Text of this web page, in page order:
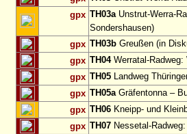
gpx TH03aUnstrut-Werra-
Sondershausen)
gpx TH03b Greußen (in
gpx TH04Werratal-Radweg:
gpx TH05 Landweg
gpx TH05aGräfentonna –
gpx TH06 Kneipp- und
gpx TH07 Nessetal-